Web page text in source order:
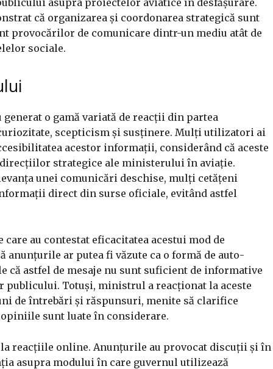
că organizarea și coordonarea strategică sunt
provocărilor de comunicare dintr-un mediu atât de
sociale.
o gamă variată de reacții din partea
scepticism și susținere. Mulți utilizatori ai
acestor informații, considerând că aceste
direcțiilor strategice ale ministerului în aviație.
unei comunicări deschise, mulți cetățeni
direct din surse oficiale, evitând astfel
au contestat eficacitatea acestui mod de
ar putea fi văzute ca o formă de auto-
astfel de mesaje nu sunt suficient de informative
Totuși, ministrul a reacționat la aceste
de întrebări și răspunsuri, menite să clarifice
opiniile sunt luate în considerare.
reacțiile online. Anunțurile au provocat discuții și în
asupra modului în care guvernul utilizează